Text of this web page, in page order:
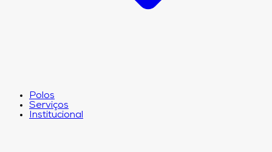
Polos
Serviços
Institucional